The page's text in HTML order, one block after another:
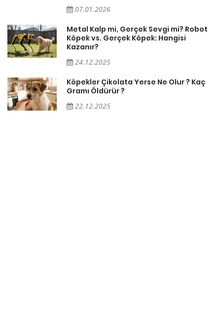
07.01.2026
Metal Kalp mi, Gerçek Sevgi mi? Robot
Köpek vs. Gerçek Köpek: Hangisi
Kazanır?
24.12.2025
Köpekler Çikolata Yerse Ne Olur ? Kaç
Gramı Öldürür ?
22.12.2025